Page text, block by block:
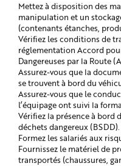
Mettez à disposition des
manipulation et un
(contenants étanches,
Vérifiez les conditions de
réglementation Accord
Dangereuses par la Route
Assurez-vous que la
se trouvent à bord du
Assurez-vous que le
l’équipage ont suivi la
Vérifiez la présence à bord
déchets dangereux (BSDD).
Formez les salariés aux
Fournissez le matériel de
transportés (chaussures,